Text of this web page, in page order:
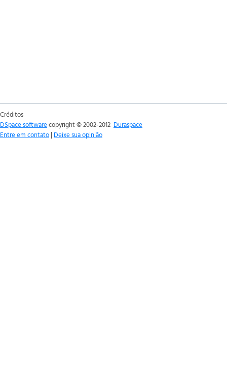
Créditos
DSpace softwarecopyright © 2002-2012 Duraspace
Entre em contato | Deixe sua opinião